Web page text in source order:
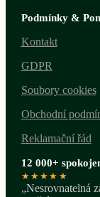
Podmínky &
Kontakt
GDPR
Soubory cookies
Obchodní
Reklamační řád
12 000+
★★★★★
„Nesrovnatelná